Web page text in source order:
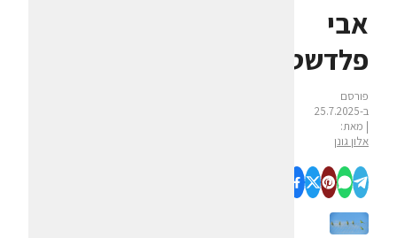
אבי
פלדשטיין
פורסם
ב-25.7.2025
| מאת:
אלון גונן